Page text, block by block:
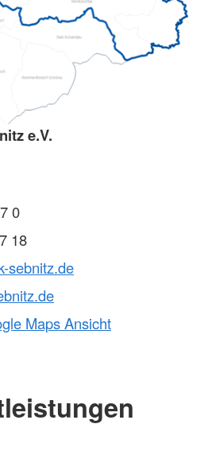
e.V.
0
18
sebnitz.de
Maps Ansicht